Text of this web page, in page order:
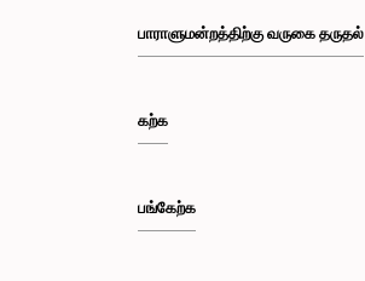
பாராளுமன்றத்திற்கு வருகை தருதல்
கற்க
பங்கேற்க